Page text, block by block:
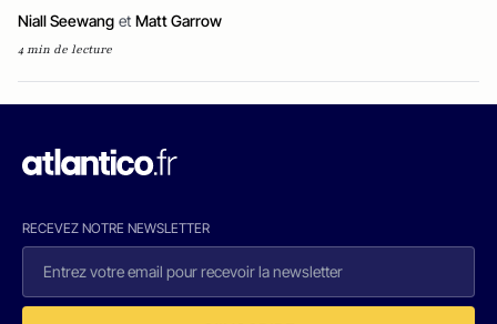
Niall Seewang et Matt Garrow
4 min de lecture
RECEVEZ NOTRE NEWSLETTER